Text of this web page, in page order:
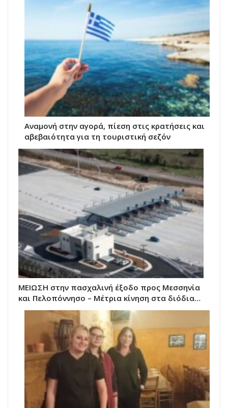
Αναμονή στην αγορά, πίεση στις κρατήσεις και
αβεβαιότητα για τη τουριστική σεζόν
ΜΕΙΩΣΗ στην πασχαλινή έξοδο προς Μεσσηνία
και Πελοπόννησο – Μέτρια κίνηση στα διόδια…